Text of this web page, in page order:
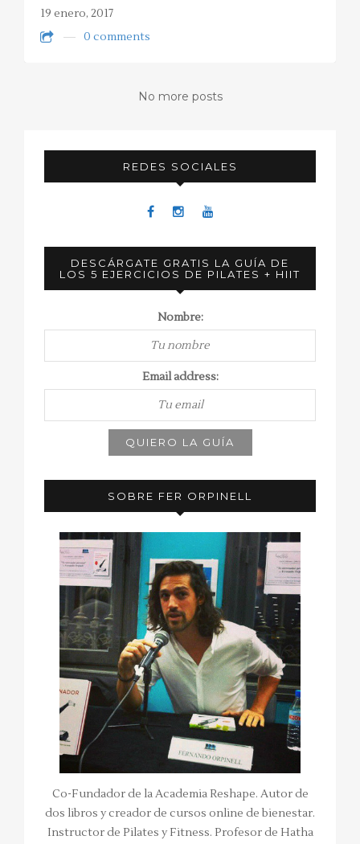
19 enero, 2017
0 comments
No more posts
REDES SOCIALES
DESCÁRGATE GRATIS LA GUÍA DE
LOS 5 EJERCICIOS DE PILATES + HIIT
Nombre:
Email address:
SOBRE FER ORPINELL
Co-Fundador de la Academia Reshape. Autor de
dos libros y creador de cursos online de bienestar.
Instructor de Pilates y Fitness. Profesor de Hatha